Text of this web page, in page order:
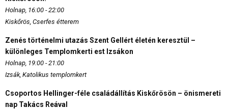
Holnap, 16:00 - 22:00
Kiskőrös, Cserfes étterem
Zenés történelmi utazás Szent Gellért életén keresztül –
különleges Templomkerti est Izsákon
Holnap, 19:00 - 21:00
Izsák, Katolikus templomkert
Csoportos Hellinger-féle családállítás Kiskőrösön – önismereti
nap Takács Reával